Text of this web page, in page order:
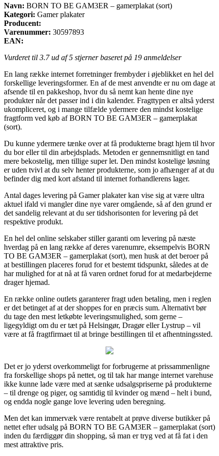
Navn: BORN TO BE GAM3ER – gamerplakat (sort)
Kategori: Gamer plakater
Producent:
Varenummer: 30597893
EAN:
Vurderet til 3.7ud af 5 stjerner baseret på 19 anmeldelser
En lang række internet forretninger frembyder i øjeblikket en hel del
forskellige leveringsformer. En af de mest anvendte er nu om dage at
afsende til en pakkeshop, hvor du så nemt kan hente dine nye
produkter når det passer ind i din kalender. Fragttypen er altså yderst
ukompliceret, og i mange tilfælde ydermere den mindst kostelige
fragtform ved køb af BORN TO BE GAM3ER – gamerplakat
(sort).
Du kunne ydermere tænke over at få produkterne bragt hjem til hvor
du bor eller til din arbejdsplads. Metoden er gennemsnitligt en tand
mere bekostelig, men tillige super let. Den mindst kostelige løsning
er uden tvivl at du selv henter produkterne, som jo afhænger af at du
befinder dig med kort afstand til internet forhandlerens lager.
Antal dages levering på Gamer plakater kan vise sig at være ultra
aktuel ifald vi mangler dine nye varer omgående, så af den grund er
det sandelig relevant at du ser tidshorisonten for levering på det
respektive produkt.
En hel del online selskaber stiller garanti om levering på næste
hverdag på en lang række af deres varenumre, eksempelvis BORN
TO BE GAM3ER – gamerplakat (sort), men husk at det beroer på
at bestillingen placeres forud for et bestemt tidspunkt, således at de
har mulighed for at nå at få varen ordnet forud for at medarbejderne
drager hjemad.
En række online outlets garanterer fragt uden betaling, men i reglen
er det betinget af at der shoppes for en præcis sum. Alternativt bør
du tage den mest letkøbte leveringsmulighed, som gerne –
ligegyldigt om du er tæt på Helsingør, Dragør eller Lystrup – vil
være at få fragtfirmaet til at bringe bestillingen til et afhentningssted.
Det er jo yderst overkommeligt for forbrugerne at prissammenligne
fra forskellige shops på nettet, og til tak har mange internet varehuse
ikke kunne lade være med at sænke udsalgspriserne på produkterne
– til drenge og piger, og samtidig til kvinder og mænd – helt i bund,
og endda nogle gange love levering uden beregning.
Men det kan immervæk være rentabelt at prøve diverse butikker på
nettet efter udsalg på BORN TO BE GAM3ER – gamerplakat (sort)
inden du færdiggør din shopping, så man er tryg ved at få fat i den
mest attraktive pris.